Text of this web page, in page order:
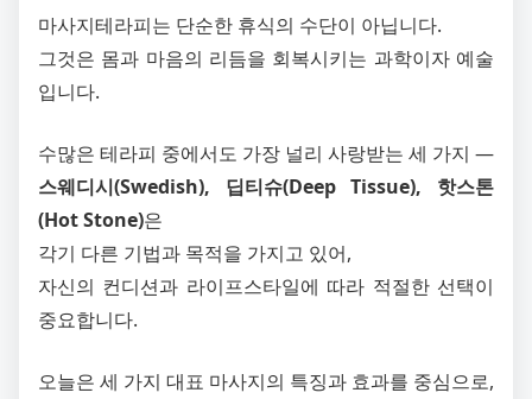
마사지테라피는 단순한 휴식의 수단이 아닙니다.
그것은 몸과 마음의 리듬을 회복시키는 과학이자 예술
입니다.
수많은 테라피 중에서도 가장 널리 사랑받는 세 가지 ―
스웨디시(Swedish), 딥티슈(Deep Tissue), 핫스톤
(Hot Stone)은
각기 다른 기법과 목적을 가지고 있어,
자신의 컨디션과 라이프스타일에 따라 적절한 선택이
중요합니다.
오늘은 세 가지 대표 마사지의 특징과 효과를 중심으로,